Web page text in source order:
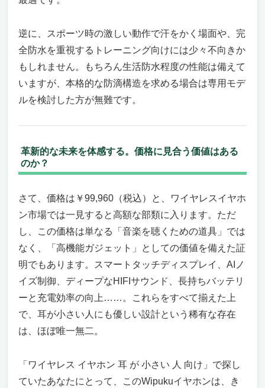
耳にやさしく、音にこだわるあなたへ——そ
の一歩を踏み出す価値がある逸品
逆に、スポーツ時の激しい動作で汗をかく場面や、完
全防水を重視するトレーニング向けには少々不向きか
もしれません。もちろん生活防水程度の性能は備えて
いますが、本格的な防滴構造を求める場合は専用モデ
ルを検討した方が無難です。
革新的な未来を体感する。価格に見合う価値はある
のか？
さて、価格は￥99,960（税込）と、ワイヤレスイヤホ
ン市場では一見すると高額な部類に入ります。ただ
し、この価格は単なる「音楽を聴くための道具」では
なく、「高機能ガジェット」としての価値を備えた証
明でもあります。スマートタッチディスプレイ、AIノ
イズ制御、ディープなHIFIサウンド、長持ちバッテリ
ーと充電効率の向上……。これらをすべて揃えた上
で、耳が小さい人にも優しい設計という稀有な存在
は、ほぼ唯一無二。
「ワイヤレス イヤホン 耳 が 小さい 人 向け」で探し
ていたあなたにとって、このWipukuイヤホンは、き